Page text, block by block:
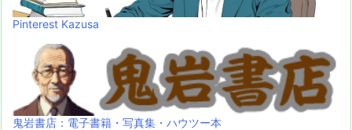
Pinterest Kazusa
鬼岩書店：電子書籍・写真集・ハウツー本